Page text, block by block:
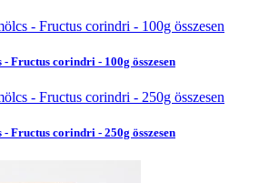
Fructus corindri - 100g összesen
Fructus corindri - 250g összesen